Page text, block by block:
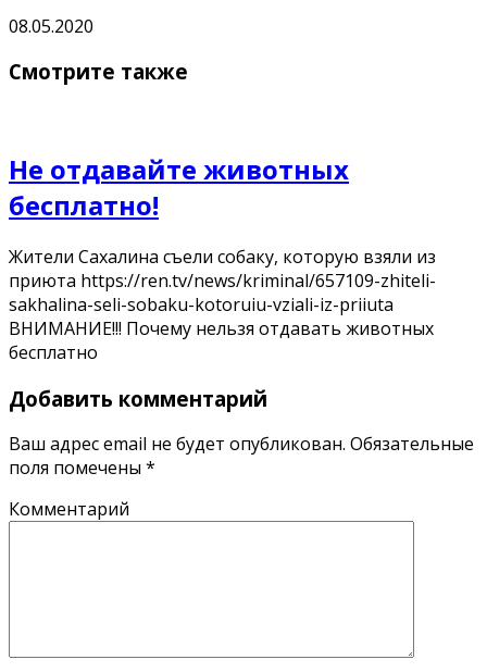
08.05.2020
Смотрите также
Не отдавайте животных
бесплатно!
Жители Сахалина съели собаку, которую взяли из
приюта https://ren.tv/news/kriminal/657109-zhiteli-
sakhalina-seli-sobaku-kotoruiu-vziali-iz-priiuta
ВНИМАНИЕ!!! Почему нельзя отдавать животных
бесплатно
Добавить комментарий
Ваш адрес email не будет опубликован. Обязательные
поля помечены *
Комментарий